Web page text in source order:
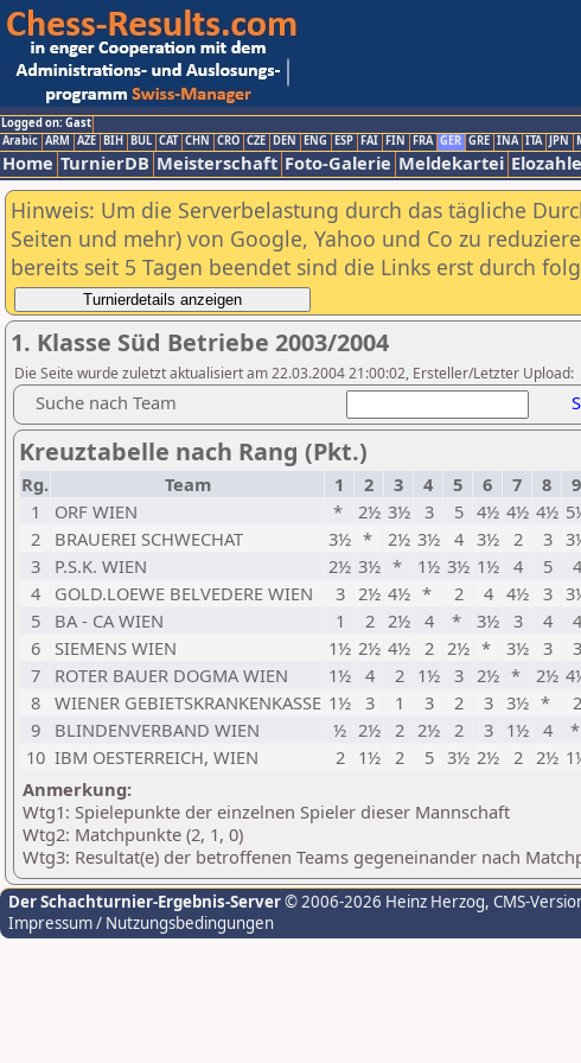
Logged on: Gast
Arabic ARM AZE BIH BUL CAT CHN CRO CZE DEN ENG ESP FAI FIN FRA GER GRE INA ITA JPN
Home TurnierDB Meisterschaft Foto-Galerie Meldekartei
Hinweis: Um die Serverbelastung durch das tägliche
Seiten und mehr) von Google, Yahoo und Co zu
bereits seit 5 Tagen beendet sind die Links erst durch
1. Klasse Süd Betriebe 2003/2004
Die Seite wurde zuletzt aktualisiert am 22.03.2004 21:00:02, Ersteller/Letzter Upload:
Suche nach Team
Kreuztabelle nach Rang (Pkt.)
Rg. Team 1 2 3 4 5 6 7 8 9
1
ORF WIEN * 2½ 3½ 3 5 4½ 4½ 4½
2
BRAUEREI SCHWECHAT 3½ * 2½ 3½ 4 3½ 2 3
3
P.S.K. WIEN 2½ 3½ * 1½ 3½ 1½ 4 5 4
4
GOLD.LOEWE BELVEDERE WIEN 3 2½ 4½ * 2 4 4½ 3
5
BA - CA WIEN 1 2 2½ 4 * 3½ 3 4 4
6
SIEMENS WIEN 1½ 2½ 4½ 2 2½ * 3½ 3 3
7
ROTER BAUER DOGMA WIEN 1½ 4 2 1½ 3 2½ * 2½
8 WIENER GEBIETSKRANKENKASSE 1½ 3 1 3 2 3 3½ * 2
9
BLINDENVERBAND WIEN ½ 2½ 2 2½ 2 3 1½ 4 *
10 IBM OESTERREICH, WIEN 2 1½ 2 5 3½ 2½ 2 2½
Anmerkung:
Wtg1: Spielepunkte der einzelnen Spieler dieser Mannschaft
Wtg2: Matchpunkte (2, 1, 0)
Wtg3: Resultat(e) der betroffenen Teams gegeneinander nach
Der Schachturnier-Ergebnis-Server© 2006-2026 Heinz Herzog, CMS-
Impressum / Nutzungsbedingungen